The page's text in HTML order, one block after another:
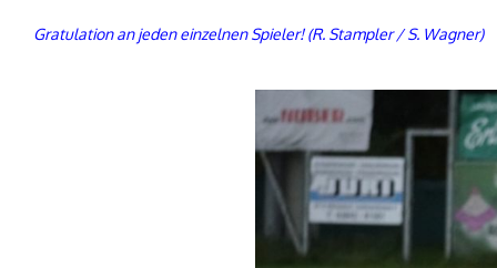
Gratulation an jeden einzelnen Spieler! (R. Stampler / S. Wagner)